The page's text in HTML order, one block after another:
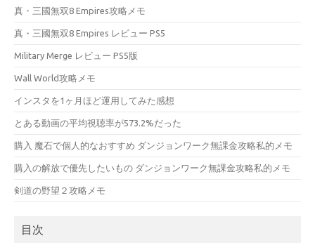
真・三國無双8 Empires攻略メモ
真・三國無双8 Empires レビュー PS5
Military Merge レビュー PS5版
Wall World攻略メモ
インスタを1ヶ月ほど運用してみた感想
とある動画の平均視聴率が573.2%だった
購入 魔石で個人的なおすすめ ダンジョンワーク無課金攻略私的メモ
購入の解放で優先したいもの ダンジョンワーク無課金攻略私的メモ
剣道の野望２攻略メモ
目次